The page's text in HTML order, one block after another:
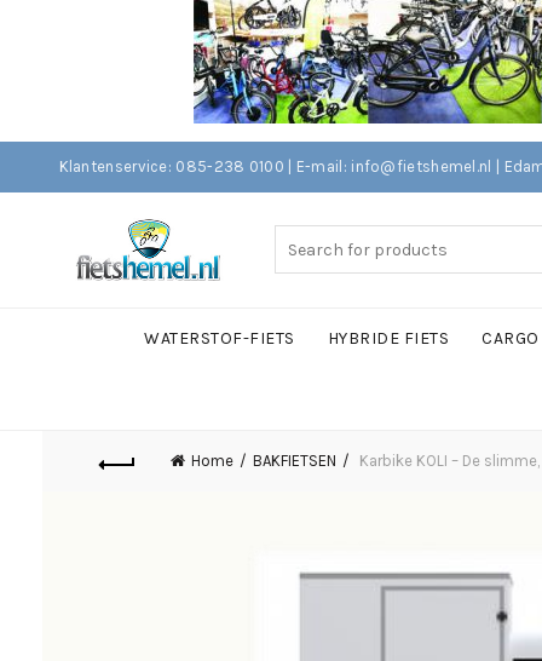
Klantenservice: 085-238 0100 | E-mail: info@fietshemel.nl |
WATERSTOF-FIETS HYBRIDE FIETS
Home BAKFIETSEN Karbike KOLI – De